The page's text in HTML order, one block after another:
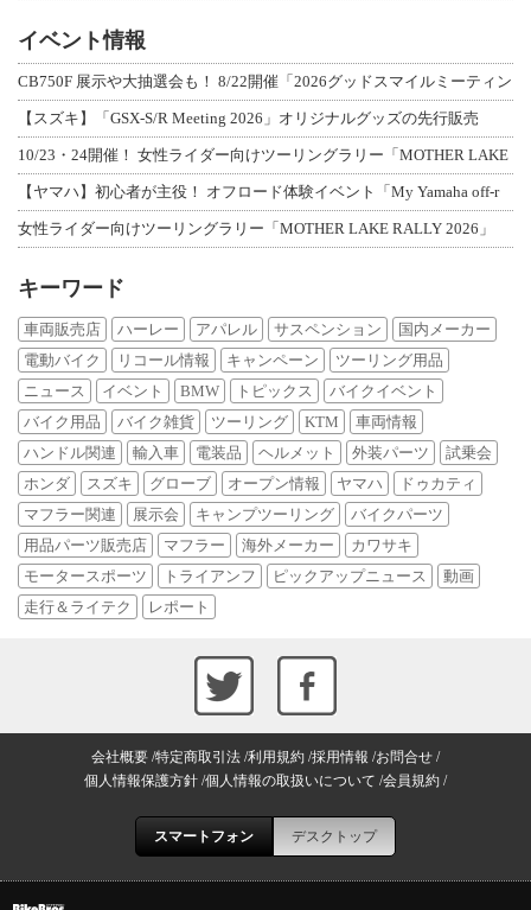
イベント情報
CB750F 展示や大抽選会も！ 8/22開催「2026グッドスマイルミーティン
【スズキ】「GSX-S/R Meeting 2026」オリジナルグッズの先行販売
10/23・24開催！ 女性ライダー向けツーリングラリー「MOTHER LAKE
【ヤマハ】初心者が主役！ オフロード体験イベント「My Yamaha off-r
女性ライダー向けツーリングラリー「MOTHER LAKE RALLY 2026」
キーワード
車両販売店 ハーレー アパレル サスペンション
国内メーカー
電動バイク
リコール情報 キャンペーン
ツーリング用品
ニュース
イベント BMW トピックス
バイクイベント
バイク用品
バイク雑貨 ツーリング KTM
車両情報
ハンドル関連
輸入車 電装品 ヘルメット 外装パーツ
試乗会
ホンダ
スズキ グローブ オープン情報 ヤマハ
ドゥカティ
マフラー関連
展示会 キャンプツーリング
バイクパーツ
用品パーツ販売店
マフラー 海外メーカー
カワサキ
モータースポーツ
トライアンフ ピックアップニュース
動画
走行＆ライテク
レポート
会社概要 特定商取引法 利用規約 採用情報 お問合せ
個人情報保護方針 個人情報の取扱いについて 会員規約
スマートフォン デスクトップ